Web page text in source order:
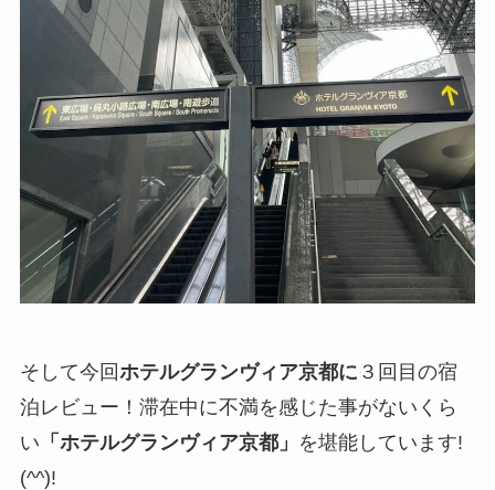
そして今回ホテルグランヴィア京都に ３回目の宿
泊レビュー！滞在中に不満を感じた事がないくら
い 「ホテルグランヴィア京都」 を堪能しています!
(^^)!